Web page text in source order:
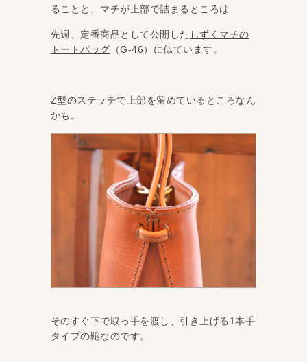
ることと、マチが上部で詰まるところは
先週、定番商品として公開した しずくマチの
トートバッグ （G-46）に似ています。
Z型のステッチで上部を留めているところなん
かも。
そのすぐ下で取っ手を渡し、引き上げる1本手
タイプの鞄なのです。